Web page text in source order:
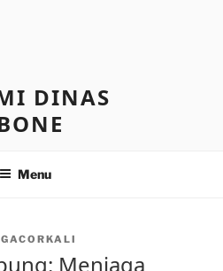
DINAS
Menu
GACORKALI
Menjaga